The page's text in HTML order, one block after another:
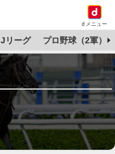
dメニュー
Jリーグ プロ野球（2軍）